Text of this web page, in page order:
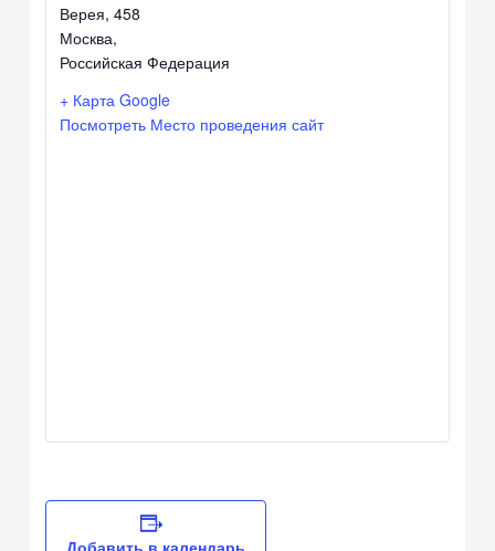
Верея, 458
Москва,
Российская Федерация
+ Карта Google
Посмотреть Место проведения сайт
Добавить в календарь